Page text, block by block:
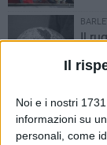
Il
Noi e i nostri 1731
informazioni su
personali, come
Il
La